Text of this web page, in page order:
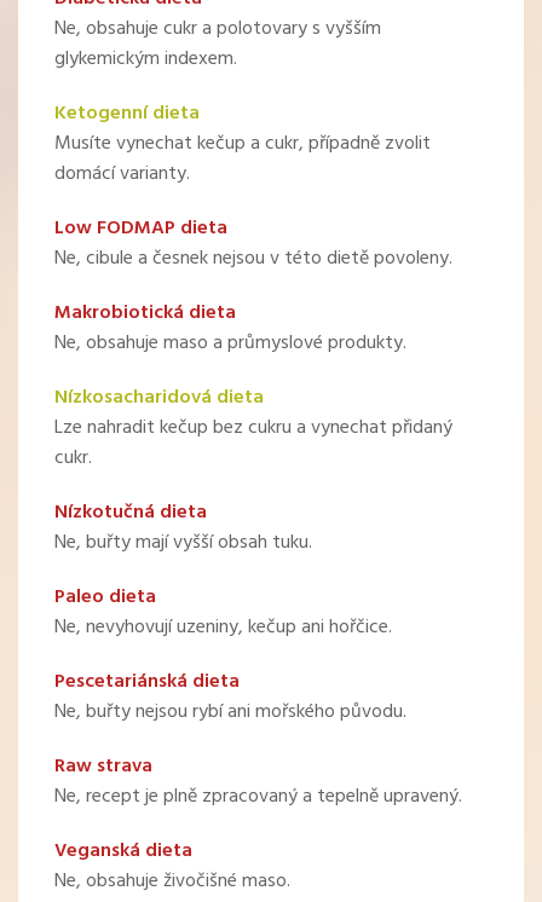
Ne, obsahuje cukr a polotovary s vyšším
glykemickým indexem.
Ketogenní dieta
Musíte vynechat kečup a cukr, případně zvolit
domácí varianty.
Low FODMAP dieta
Ne, cibule a česnek nejsou v této dietě povoleny.
Makrobiotická dieta
Ne, obsahuje maso a průmyslové produkty.
Nízkosacharidová dieta
Lze nahradit kečup bez cukru a vynechat přidaný
cukr.
Nízkotučná dieta
Ne, buřty mají vyšší obsah tuku.
Paleo dieta
Ne, nevyhovují uzeniny, kečup ani hořčice.
Pescetariánská dieta
Ne, buřty nejsou rybí ani mořského původu.
Raw strava
Ne, recept je plně zpracovaný a tepelně upravený.
Veganská dieta
Ne, obsahuje živočišné maso.